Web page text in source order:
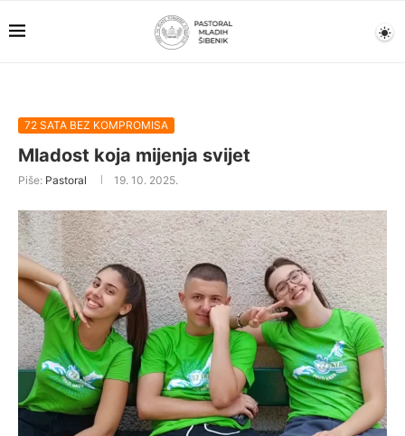
72 SATA BEZ KOMPROMISA
Mladost koja mijenja svijet
Piše: Pastoral 19. 10. 2025.